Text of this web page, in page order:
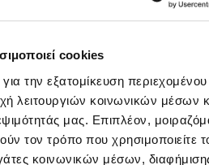
cookies
την εξατομίκευση περιεχομένου
λειτουργιών κοινωνικών μέσων
μας. Επιπλέον,
τον τρόπο που χρησιμοποιείτε
κοινωνικών μέσων,
γεγονότα!
αλλά την αγνοείς
Η Δρ. Δανάη Δεληγεώργη απαντά!
ξενάγηση στον Άδη της ελληνικής
BBQ pizza από τον Άκη Πετρετζίκη!
σε μια μέρα!
Φρέντυ Γερμανός